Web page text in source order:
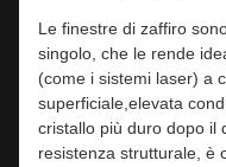
Le finestre di zaffiro
singolo, che le rende
(come i sistemi laser) a
superficiale,elevata
cristallo più duro dopo il
resistenza strutturale, è